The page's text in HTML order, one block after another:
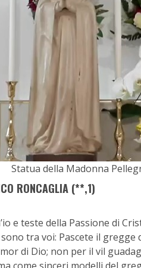
Statua della Madonna
RONCAGLIA (**,1)
e teste della Passione di
tra voi: Pascete il
di Dio; non per il vil